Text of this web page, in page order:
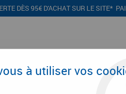
DÈS 95€ D'ACHAT SUR LE SITE*
à utiliser vos